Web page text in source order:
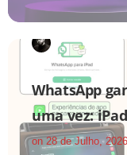
WhatsApp
uma vez:
on28 de Julho, 2026